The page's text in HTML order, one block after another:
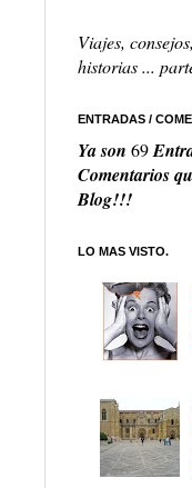
Viajes,
historias ...
ENTRADAS /
Ya son 69
Comentarios
Blog!!!
LO MAS VISTO.